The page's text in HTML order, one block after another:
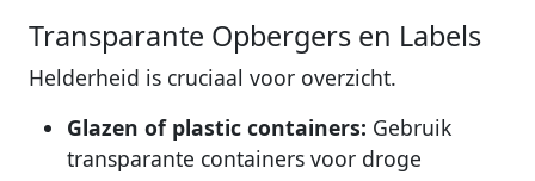
Transparante Opbergers en Labels
Helderheid is cruciaal voor overzicht.
Glazen of plastic containers: Gebruik
transparante containers voor droge